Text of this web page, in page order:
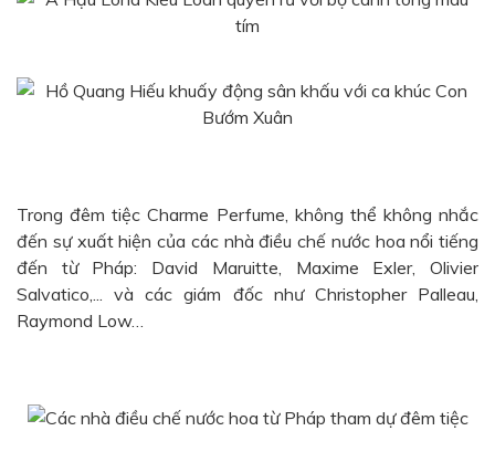
Trong đêm tiệc Charme Perfume, không thể không nhắc
đến sự xuất hiện của các nhà điều chế nước hoa nổi tiếng
đến từ Pháp: David Maruitte, Maxime Exler, Olivier
Salvatico,... và các giám đốc như Christopher Palleau,
Raymond Low…